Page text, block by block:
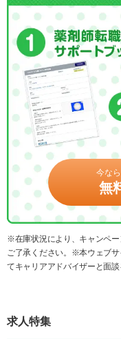
今な
無
※在庫状況により、キャンペー
ご了承ください。※本ウェブ
てキャリアアドバイザーと面
求人特集